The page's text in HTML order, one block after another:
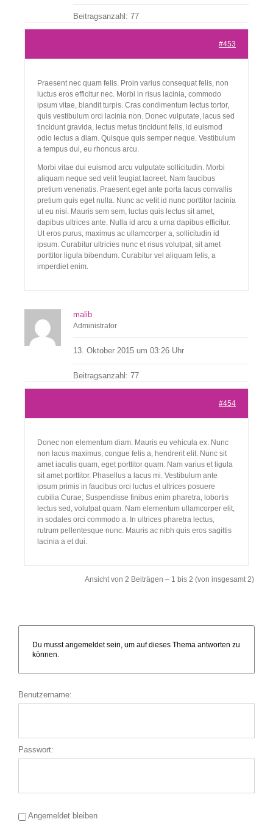
Kontakt
Beitragsanzahl: 77
#453
Praesent nec quam felis. Proin varius consequat felis, non
luctus eros efficitur nec. Morbi in risus lacinia, commodo
ipsum vitae, blandit turpis. Cras condimentum lectus tortor,
quis vestibulum orci lacinia non. Donec vulputate, lacus sed
tincidunt gravida, lectus metus tincidunt felis, id euismod
odio lectus a diam. Quisque quis semper neque. Vestibulum
a tempus dui, eu rhoncus arcu.
Morbi vitae dui euismod arcu vulputate sollicitudin. Morbi
aliquam neque sed velit feugiat laoreet. Nam faucibus
pretium venenatis. Praesent eget ante porta lacus convallis
pretium quis eget nulla. Nunc ac velit id nunc porttitor lacinia
ut eu nisi. Mauris sem sem, luctus quis lectus sit amet,
dapibus ultrices ante. Nulla id arcu a urna dapibus efficitur.
Ut eros purus, maximus ac ullamcorper a, sollicitudin id
ipsum. Curabitur ultricies nunc et risus volutpat, sit amet
porttitor ligula bibendum. Curabitur vel aliquam felis, a
imperdiet enim.
malib
Administrator
13. Oktober 2015 um 03:26 Uhr
Beitragsanzahl: 77
#454
Donec non elementum diam. Mauris eu vehicula ex. Nunc
non lacus maximus, congue felis a, hendrerit elit. Nunc sit
amet iaculis quam, eget porttitor quam. Nam varius et ligula
sit amet porttitor. Phasellus a lacus mi. Vestibulum ante
ipsum primis in faucibus orci luctus et ultrices posuere
cubilia Curae; Suspendisse finibus enim pharetra, lobortis
lectus sed, volutpat quam. Nam elementum ullamcorper elit,
in sodales orci commodo a. In ultrices pharetra lectus,
rutrum pellentesque nunc. Mauris ac nibh quis eros sagittis
lacinia a et dui.
Ansicht von 2 Beiträgen – 1 bis 2 (von insgesamt 2)
Du musst angemeldet sein, um auf dieses Thema antworten zu
können.
Benutzername:
Passwort:
Angemeldet bleiben